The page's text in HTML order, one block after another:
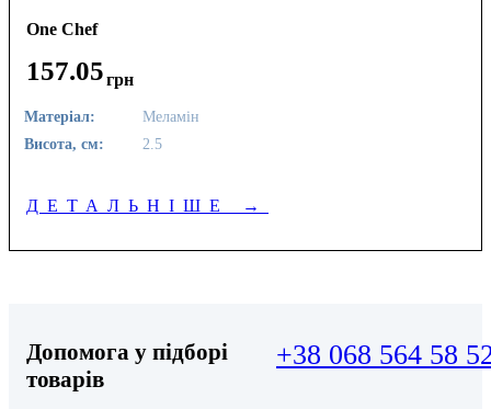
One Chef
157.05грн
Матеріал:
Меламін
Висота, см:
2.5
ДЕТАЛЬНІШЕ →
Допомога у підборі
товарів
+38 068 564 58